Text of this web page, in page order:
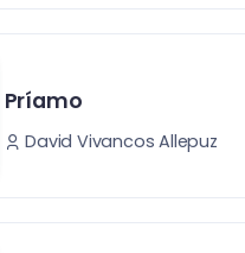
Príamo
David Vivancos Allepuz